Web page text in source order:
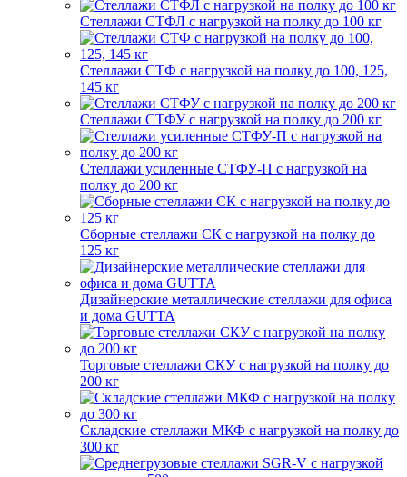
Стеллажи СТФЛ с нагрузкой на полку до 100 кг
Стеллажи СТФ с нагрузкой на полку до 100, 125,
145 кг
Стеллажи СТФУ с нагрузкой на полку до 200 кг
Стеллажи усиленные СТФУ-П с нагрузкой на
полку до 200 кг
Сборные стеллажи СК с нагрузкой на полку до
125 кг
Дизайнерские металлические стеллажи для офиса
и дома GUTTA
Торговые стеллажи СКУ с нагрузкой на полку до
200 кг
Складские стеллажи МКФ с нагрузкой на полку до
300 кг